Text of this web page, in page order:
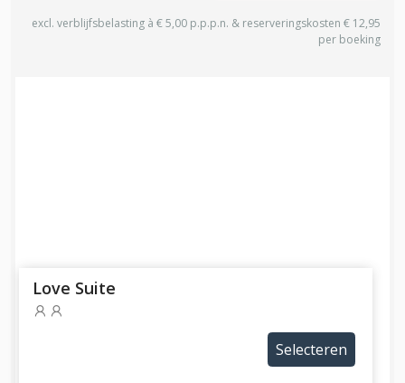
excl. verblijfsbelasting à € 5,00 p.p.p.n. & reserveringskosten € 12,95
per boeking
Love Suite
Selecteren